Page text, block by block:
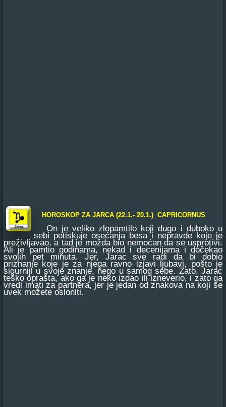
HOROSKOP ZA JARCA (22.1.- 20.1.) CAPRICORNUS
On je veliko zlopamtilo koji dugo i duboko u
sebi potiskuje osećanja besa i nepravde koje je
preživljavao, a tad je možda bio nemoćan da se usprotivi.
Ali je pamtio godinama, nekad i decenijama i dočekao
svojih pet minuta. Jer, Jarac sve radi da bi dobio
priznanje koje je za njega ravno izjavi ljubavi, pošto je
sigurniji u svoje znanje, nego u samog sebe. Zato, Jarac
teško oprašta, ako ga je neko izdao ili izneverio, i zato ga
vredi imati za partnera, jer je jedan od znakova na koji se
uvek možete osloniti.